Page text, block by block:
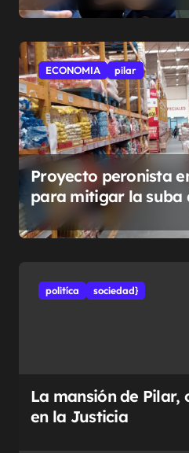
ECONOMIA pilar
Proyecto peronista
para mitigar la suba
municipales
politíca sociedad}
La mansión de Pilar,
en la Justicia